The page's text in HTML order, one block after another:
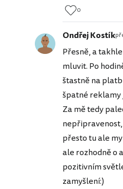
0
Ondřej Kostík
Přesně, a
mluvit. Po
štastně na
špatné reklamy
Za mě tedy
přesto tu ale
ale rozhodně o
pozitivním
zamyšlení:)